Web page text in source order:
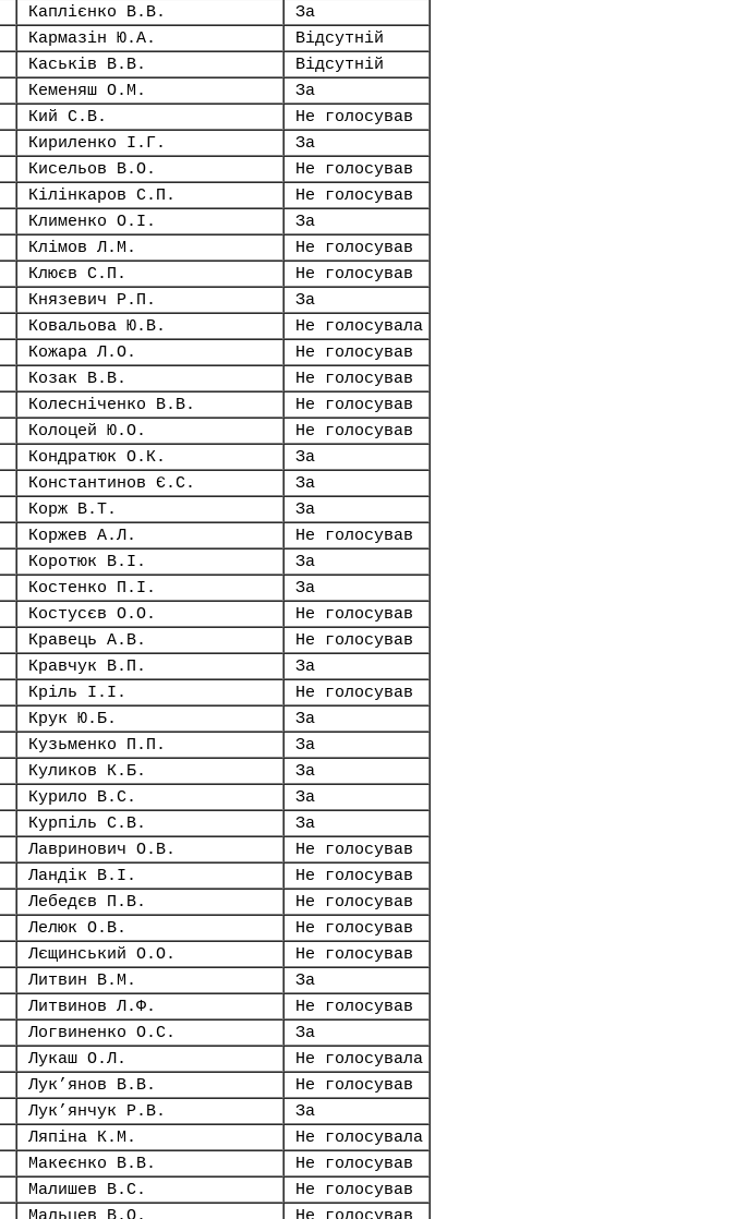
Каплієнко В.В.
За
Кармазін Ю.А.
Відсутній
Каськів В.В.
Відсутній
Кеменяш О.М.
За
Кий С.В.
Не голосував
Кириленко І.Г.
За
Кисельов В.О.
Не голосував
Кілінкаров С.П.
Не голосував
Клименко О.І.
За
Клімов Л.М.
Не голосував
Клюєв С.П.
Не голосував
Князевич Р.П.
За
Ковальова Ю.В.
Не голосувала
Кожара Л.О.
Не голосував
Козак В.В.
Не голосував
Колесніченко В.В.
Не голосував
Колоцей Ю.О.
Не голосував
Кондратюк О.К.
За
Константинов Є.С.
За
Корж В.Т.
За
Коржев А.Л.
Не голосував
Коротюк В.І.
За
Костенко П.І.
За
Костусєв О.О.
Не голосував
Кравець А.В.
Не голосував
Кравчук В.П.
За
Кріль І.І.
Не голосував
Крук Ю.Б.
За
Кузьменко П.П.
За
Куликов К.Б.
За
Курило В.С.
За
Курпіль С.В.
За
Лавринович О.В.
Не голосував
Ландік В.І.
Не голосував
Лебедєв П.В.
Не голосував
Лелюк О.В.
Не голосував
Лєщинський О.О.
Не голосував
Литвин В.М.
За
Литвинов Л.Ф.
Не голосував
Логвиненко О.С.
За
Лукаш О.Л.
Не голосувала
Лук’янов В.В.
Не голосував
Лук’янчук Р.В.
За
Ляпіна К.М.
Не голосувала
Макеєнко В.В.
Не голосував
Малишев В.С.
Не голосував